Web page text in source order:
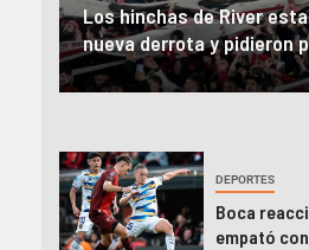
Los hinchas de River
nueva derrota y pidieron
DEPORTES
Boca
empató con